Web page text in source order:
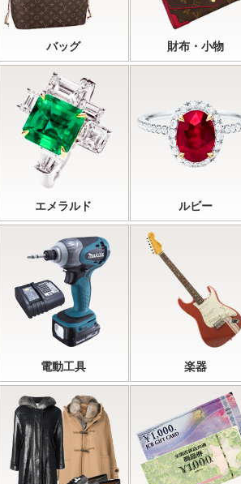
バッグ 財布・小物
エメラルド ルビー
電動工具 楽器